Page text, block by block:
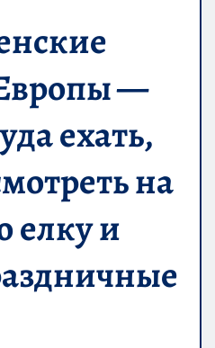
—
ехать,
на
елку и